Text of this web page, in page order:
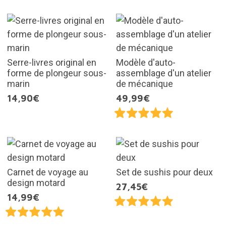
Serre-livres original en
forme de plongeur sous-
marin
14,90€
Modèle d'auto-
assemblage d'un atelier
de mécanique
49,99€
Carnet de voyage au
design motard
14,99€
Set de sushis pour deux
27,45€